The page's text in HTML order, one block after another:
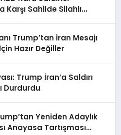
Karşı Sahilde Silahlı
Trump’tan İran Mesajı
Hazır Değiller
Trump İran’a Saldırı
Durdurdu
Yeniden Adaylık
Anayasa Tartışması